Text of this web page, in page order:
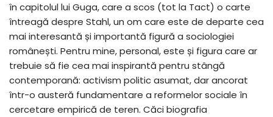
în capitolul lui Guga, care a scos (tot la Tact) o carte
întreagă despre Stahl, un om care este de departe cea
mai interesantă și importantă figură a sociologiei
românești. Pentru mine, personal, este și figura care ar
trebuie să fie cea mai inspirantă pentru stângă
contemporană: activism politic asumat, dar ancorat
într-o austeră fundamentare a reformelor sociale în
cercetare empirică de teren. Căci biografia